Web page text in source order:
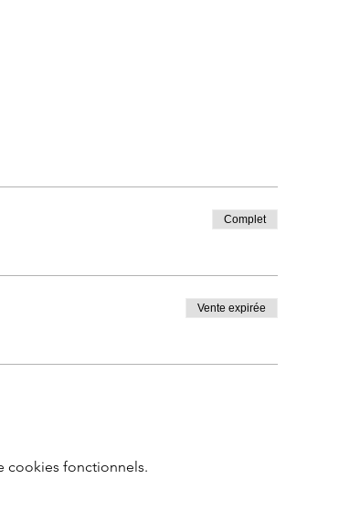
Complet
Vente expirée
cookies fonctionnels.